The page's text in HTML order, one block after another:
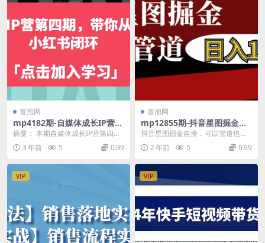
冒泡网
mp4182期-自媒体成长IP营第
四期，带你从0到1跑通小红书
闭环(自媒体成长IP营第四期掌
握小红书闭环运营技巧，助力
摘要： 本期自媒体成长IP营第四
期，重点介绍了如何从0到1跑通小
红书闭环。课程内...
3 年前 5 0.99
冒泡网
mp12855期-抖音星图掘金自
撸，可以管道也可以自营，日
入1k
抖音星图掘金自撸，可以管道也可
以自营，日入1k【揭秘】 抖音星图
任务计划这个项目...
2 年前 5 0.99
VIP VIP